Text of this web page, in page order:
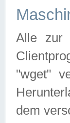
Alle zur
"wget"
dem